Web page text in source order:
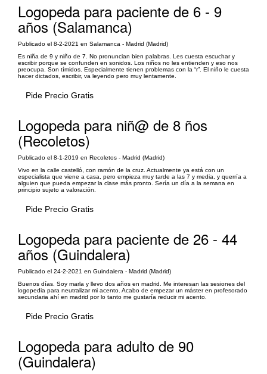
Logopeda para paciente de 6 - 9
años (Salamanca)
Publicado el 8-2-2021 en Salamanca - Madrid (Madrid)
Es niña de 9 y niño de 7. No pronuncian bien palabras. Les cuesta escuchar y
escribir porque se confunden en sonidos. Los niños no les entienden y eso nos
preocupa. Son tímidos. Especialmente tienen problemas con la “r”. El niño le cuesta
hacer dictados, escribir, va leyendo pero muy lentamente.
Pide Precio Gratis
Logopeda para niñ@ de 8 ños
(Recoletos)
Publicado el 8-1-2019 en Recoletos - Madrid (Madrid)
Vivo en la calle castelló, con ramón de la cruz. Actualmente ya está con un
especialista que viene a casa, pero empieza muy tarde a las 7 y media, y querría a
alguien que pueda empezar la clase más pronto. Sería un día a la semana en
principio sujeto a valoración.
Pide Precio Gratis
Logopeda para paciente de 26 - 44
años (Guindalera)
Publicado el 24-2-2021 en Guindalera - Madrid (Madrid)
Buenos días. Soy marla y llevo dos años en madrid. Me interesan las sesiones del
logopedia para neutralizar mi acento. Acabo de empezar un máster en profesorado
secundaria ahí en madrid por lo tanto me gustaría reducir mi acento.
Pide Precio Gratis
Logopeda para adulto de 90
(Guindalera)